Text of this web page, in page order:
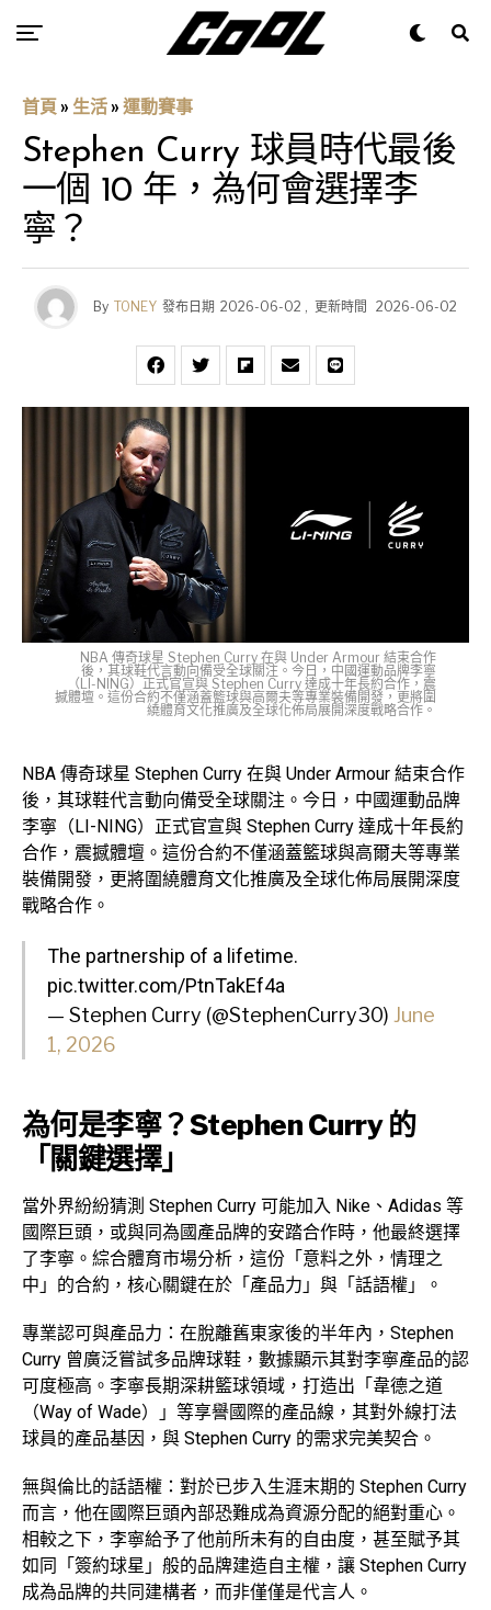
首頁 » 生活 » 運動賽事
Stephen Curry 球員時代最後
一個 10 年，為何會選擇李
寧？
By TONEY 發布日期 2026-06-02 , 更新時間 2026-06-02
NBA 傳奇球星 Stephen Curry 在與 Under Armour 結束合作
後，其球鞋代言動向備受全球關注。今日，中國運動品牌李寧
（LI-NING）正式官宣與 Stephen Curry 達成十年長約合作，震
撼體壇。這份合約不僅涵蓋籃球與高爾夫等專業裝備開發，更將圍
繞體育文化推廣及全球化佈局展開深度戰略合作。
NBA 傳奇球星 Stephen Curry 在與 Under Armour 結束合作
後，其球鞋代言動向備受全球關注。今日，中國運動品牌
李寧（LI-NING）正式官宣與 Stephen Curry 達成十年長約
合作，震撼體壇。這份合約不僅涵蓋籃球與高爾夫等專業
裝備開發，更將圍繞體育文化推廣及全球化佈局展開深度
戰略合作。
The partnership of a lifetime.
pic.twitter.com/PtnTakEf4a
— Stephen Curry (@StephenCurry30) June
1, 2026
為何是李寧？Stephen Curry 的
「關鍵選擇」
當外界紛紛猜測 Stephen Curry 可能加入 Nike、Adidas 等
國際巨頭，或與同為國產品牌的安踏合作時，他最終選擇
了李寧。綜合體育市場分析，這份「意料之外，情理之
中」的合約，核心關鍵在於「產品力」與「話語權」。
專業認可與產品力：在脫離舊東家後的半年內，Stephen
Curry 曾廣泛嘗試多品牌球鞋，數據顯示其對李寧產品的認
可度極高。李寧長期深耕籃球領域，打造出「韋德之道
（Way of Wade）」等享譽國際的產品線，其對外線打法
球員的產品基因，與 Stephen Curry 的需求完美契合。
無與倫比的話語權：對於已步入生涯末期的 Stephen Curry
而言，他在國際巨頭內部恐難成為資源分配的絕對重心。
相較之下，李寧給予了他前所未有的自由度，甚至賦予其
如同「簽約球星」般的品牌建造自主權，讓 Stephen Curry
成為品牌的共同建構者，而非僅僅是代言人。